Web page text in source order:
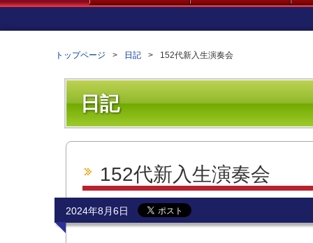
トップページ 日記 152代新入生演奏会
日記
152代新入生演奏会
2024年8月6日